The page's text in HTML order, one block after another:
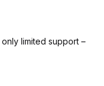
limited support –